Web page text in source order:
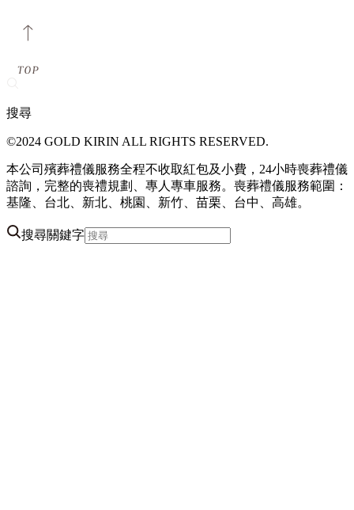
搜尋
©2024 GOLD KIRIN ALL RIGHTS RESERVED.
本公司殯葬禮儀服務全程不收取紅包及小費，24小時喪葬禮儀
諮詢，完整的喪禮規劃、專人專車服務。喪葬禮儀服務範圍：
基隆、台北、新北、桃園、新竹、苗栗、台中、高雄。
搜尋關鍵字